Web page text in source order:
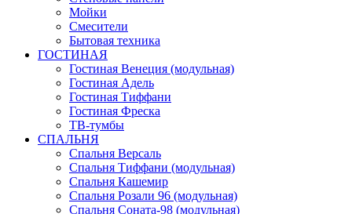
Мойки
Смесители
Бытовая техника
ГОСТИНАЯ
Гостиная Венеция (модульная)
Гостиная Адель
Гостиная Тиффани
Гостиная Фреска
ТВ-тумбы
СПАЛЬНЯ
Спальня Версаль
Спальня Тиффани (модульная)
Спальня Кашемир
Спальня Розали 96 (модульная)
Спальня Соната-98 (модульная)